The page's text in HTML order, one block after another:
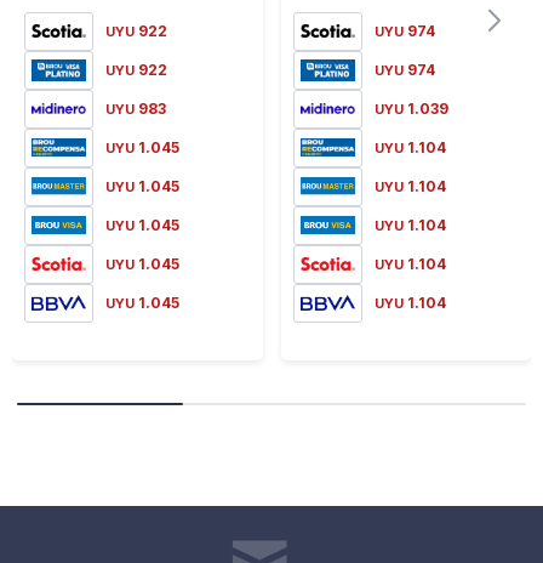
UYU 922
UYU 922
UYU 983
UYU 1.045
UYU 1.045
UYU 1.045
UYU 1.045
UYU 1.045
UYU 974
UYU 974
UYU 1.039
UYU 1.104
UYU 1.104
UYU 1.104
UYU 1.104
UYU 1.104